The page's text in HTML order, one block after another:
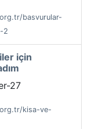
basvurular-
2
için
27
kisa-ve-